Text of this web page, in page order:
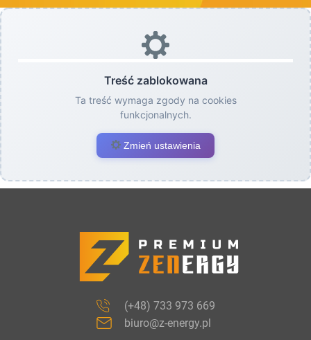
Treść zablokowana
Ta treść wymaga zgody na cookies
funkcjonalnych.
Zmień ustawienia
(+48) 733 973 669
biuro@z-energy.pl